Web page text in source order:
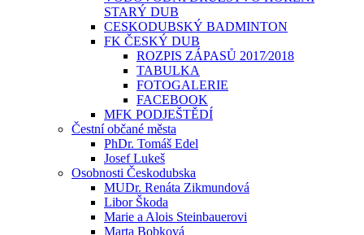
STARÝ DUB
CESKODUBSKÝ BADMINTON
FK ČESKÝ DUB
ROZPIS ZÁPASŮ 2017⁄2018
TABULKA
FOTOGALERIE
FACEBOOK
MFK PODJEŠTĚDÍ
Čestní občané města
PhDr. Tomáš Edel
Josef Lukeš
Osobnosti Českodubska
MUDr. Renáta Zikmundová
Libor Škoda
Marie a Alois Steinbauerovi
Marta Bobková